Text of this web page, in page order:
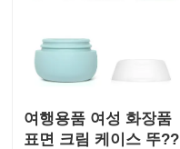
여행용품 여성 화장품
표면 크림 케이스 뚜??